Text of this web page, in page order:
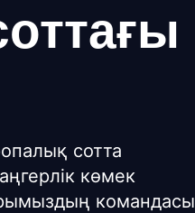
сотта
көмек
командасы